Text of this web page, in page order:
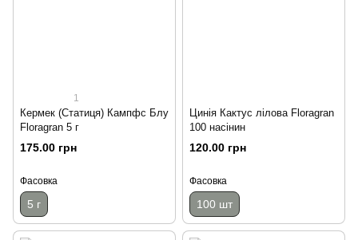
1
Кермек (Статиця) Кампфс Блу
Floragran 5 г
175.00 грн
Фасовка
5 г
Цинія Кактус лілова Floragran
100 насінин
120.00 грн
Фасовка
100 шт